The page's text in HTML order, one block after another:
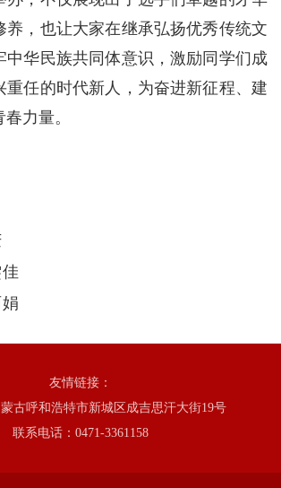
养，也让大家在继承弘扬优秀传统文
中华民族共同体意识，激励同学们成
重任的时代新人，为奋进新征程、建
力量。
友情链接：
古呼和浩特市新城区成吉思汗大街19号
联系电话：0471-3361158